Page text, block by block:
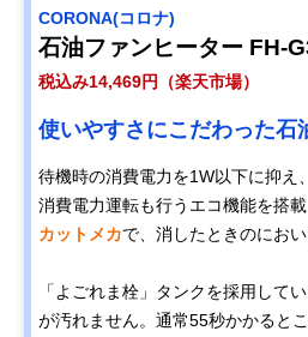
CORONA(コロナ)
石油ファンヒーター FH-
税込み14,469円（楽天市場）
使いやすさにこだわった石
待機時の消費電力を1W以下に抑え
消費電力運転も行うエコ機能を搭載
カットメカで、消したときのにおい
「よごれま栓」タンクを採用して
が汚れません。通常55秒かかると